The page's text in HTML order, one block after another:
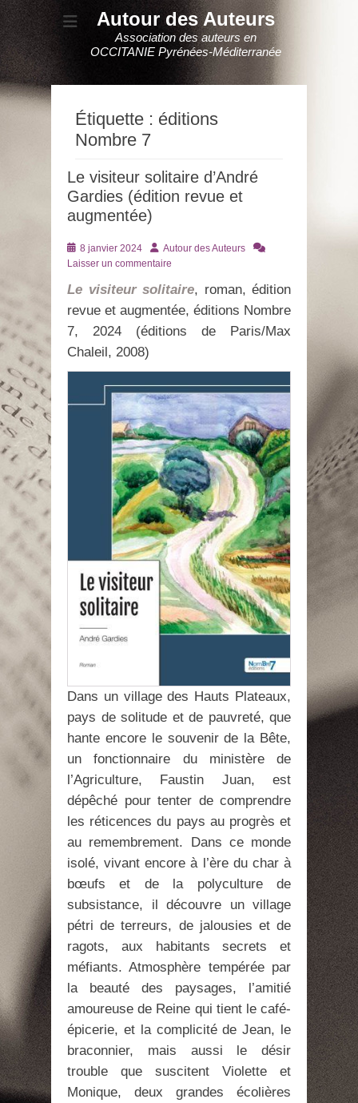
Autour des Auteurs
Association des auteurs en
OCCITANIE Pyrénées-Méditerranée
Étiquette : éditions
Nombre 7
Le visiteur solitaire d’André
Gardies (édition revue et
augmentée)
Posté
le
8 janvier 2024 AuteurAutour des Auteurs
Laisser un commentaire
Le visiteur solitaire, roman, édition
revue et augmentée, éditions Nombre
7, 2024 (éditions de Paris/Max
Chaleil, 2008)
Dans un village des Hauts Plateaux,
pays de solitude et de pauvreté, que
hante encore le souvenir de la Bête,
un fonctionnaire du ministère de
l’Agriculture, Faustin Juan, est
dépêché pour tenter de comprendre
les réticences du pays au progrès et
au remembrement. Dans ce monde
isolé, vivant encore à l’ère du char à
bœufs et de la polyculture de
subsistance, il découvre un village
pétri de terreurs, de jalousies et de
ragots, aux habitants secrets et
méfiants. Atmosphère tempérée par
la beauté des paysages, l’amitié
amoureuse de Reine qui tient le café-
épicerie, et la complicité de Jean, le
braconnier, mais aussi le désir
trouble que suscitent Violette et
Monique, deux grandes écolières